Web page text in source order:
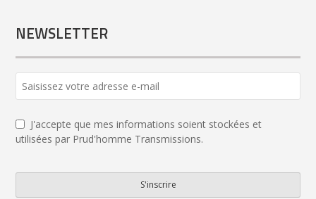
NEWSLETTER
J'accepte que mes informations soient stockées et
utilisées par Prud'homme Transmissions.
S'inscrire